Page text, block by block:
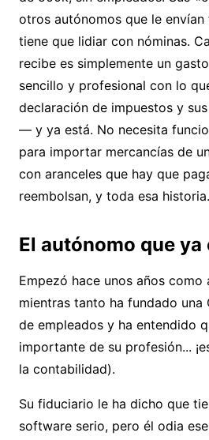
otros autónomos que le envían
tiene que lidiar con nóminas.
recibe es simplemente un
sencillo y profesional con lo
declaración de impuestos y
— y ya está. No necesita
para importar mercancías de
con aranceles que hay que
reembolsan, y toda esa
El autónomo que ya
Empezó hace unos años como
mientras tanto ha fundado una
de empleados y ha entendido
importante de su profesión...
la contabilidad).
Su fiduciario le ha dicho que
software serio, pero él odia